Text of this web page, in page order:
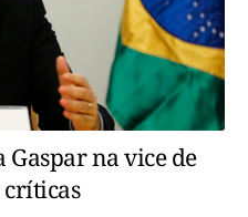
Gaspar na vice de